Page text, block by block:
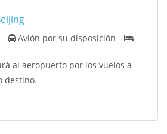
Avión por su disposición
al aeropuerto por los vuelos a
destino.